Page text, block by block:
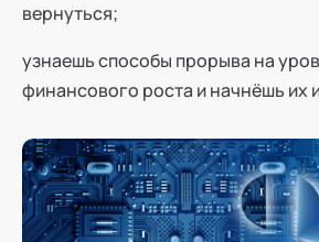
вернуться;
узнаешь способы прорыва на
финансового роста и начнёшь их